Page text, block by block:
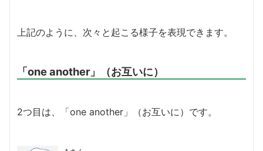
上記のように、次々と起こる様子を表現できます。
「one another」（お互いに）
2つ目は、「one another」（お互いに）です。